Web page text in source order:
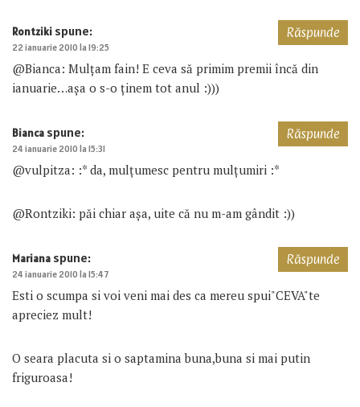
Rontziki spune:
22 ianuarie 2010 la 19:25
@Bianca: Mulţam fain! E ceva să primim premii încă din
ianuarie…aşa o s-o ţinem tot anul :)))
Răspunde
Bianca spune:
24 ianuarie 2010 la 15:31
@vulpitza: :* da, mulțumesc pentru mulțumiri :*
@Rontziki: păi chiar așa, uite că nu m-am gândit :))
Răspunde
Mariana spune:
24 ianuarie 2010 la 15:47
Esti o scumpa si voi veni mai des ca mereu spui"CEVA"te
apreciez mult!
O seara placuta si o saptamina buna,buna si mai putin
friguroasa!
Răspunde